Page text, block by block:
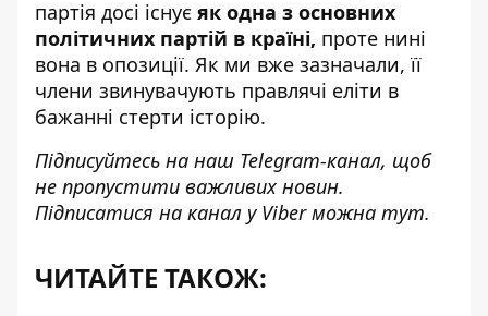
партія досі існує як одна з основних
політичних партій в країні, проте нині
вона в опозиції. Як ми вже зазначали, її
члени звинувачують правлячі еліти в
бажанні стерти історію.
Підписуйтесь на наш Telegram-канал, щоб
не пропустити важливих новин.
Підписатися на канал у Viber можна тут.
ЧИТАЙТЕ ТАКОЖ: